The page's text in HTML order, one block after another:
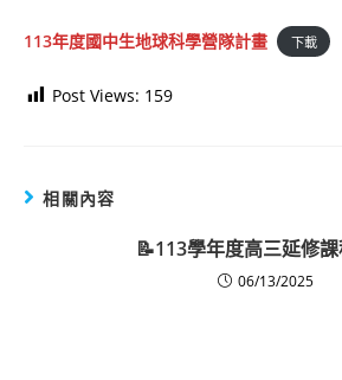
113年度國中生地球科學營隊計畫 下載
Post Views: 159
相關內容
📝113學年度高三延修
06/13/2025